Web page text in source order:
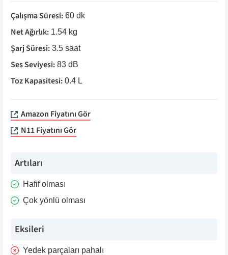
Çalışma Süresi: 60 dk
Net Ağırlık: 1.54 kg
Şarj Süresi: 3.5 saat
Ses Seviyesi: 83 dB
Toz Kapasitesi: 0.4 L
Amazon Fiyatını Gör
N11 Fiyatını Gör
Artıları
Hafif olması
Çok yönlü olması
Eksileri
Yedek parçaları pahalı